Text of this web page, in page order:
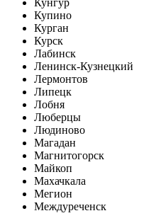
Купино
Курган
Курск
Лабинск
Ленинск-Кузнецкий
Лермонтов
Липецк
Лобня
Люберцы
Людиново
Магадан
Магнитогорск
Майкоп
Махачкала
Мегион
Междуреченск